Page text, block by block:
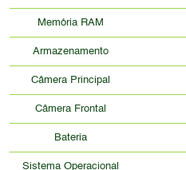
Memória RAM
Armazenamento
Câmera Principal
Câmera Frontal
Bateria
Sistema Operacional